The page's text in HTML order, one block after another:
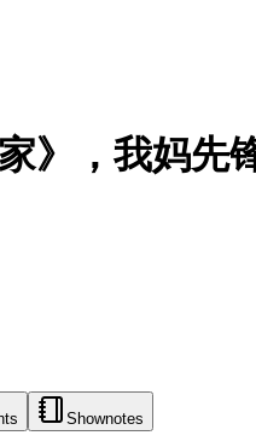
》，我妈先
Shownotes